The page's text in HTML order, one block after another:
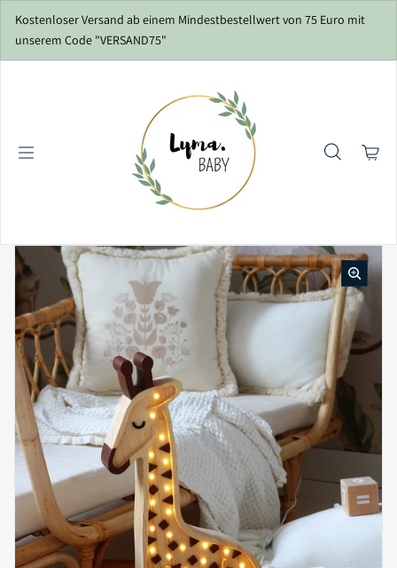
Kostenloser Versand ab einem Mindestbestellwert von 75 Euro mit
unserem Code "VERSAND75"